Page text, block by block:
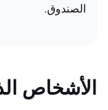
الصندوق.
الأشخاص